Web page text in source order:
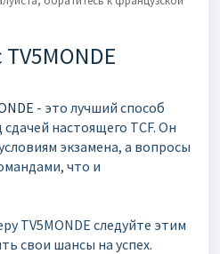
- это лучший способ
настоящего TCF. Он
экзамена, а вопросы
что и
TV5MONDE следуйте этим
свои шансы на успех.